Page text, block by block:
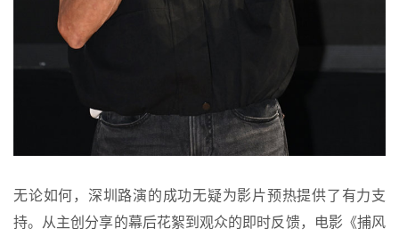
无论如何，深圳路演的成功无疑为影片预热提供了有力支
持。从主创分享的幕后花絮到观众的即时反馈，电影《捕风